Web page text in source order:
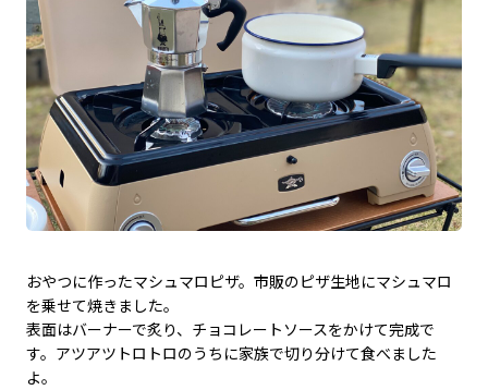
おやつに作ったマシュマロピザ。市販のピザ生地にマシュマロ
を乗せて焼きました。
表面はバーナーで炙り、チョコレートソースをかけて完成で
す。アツアツトロトロのうちに家族で切り分けて食べました
よ。